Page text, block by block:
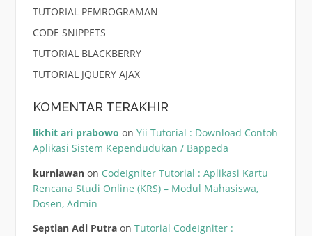
TUTORIAL PEMROGRAMAN
CODE SNIPPETS
TUTORIAL BLACKBERRY
TUTORIAL JQUERY AJAX
KOMENTAR TERAKHIR
likhit ari prabowo on Yii Tutorial : Download Contoh
Aplikasi Sistem Kependudukan / Bappeda
kurniawanon CodeIgniter Tutorial : Aplikasi Kartu
Rencana Studi Online (KRS) – Modul Mahasiswa,
Dosen, Admin
Septian Adi Putraon Tutorial CodeIgniter :